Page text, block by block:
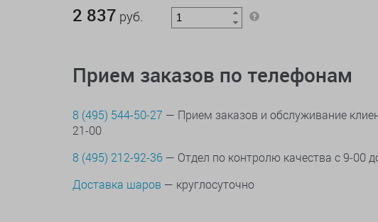
2 837 руб.
Прием заказов по телефонам
8 (495) 544-50-27 — Прием заказов и обслуживание
21-00
8 (495) 212-92-36 — Отдел по контролю качества с 9-00
Доставка шаров — круглосуточно